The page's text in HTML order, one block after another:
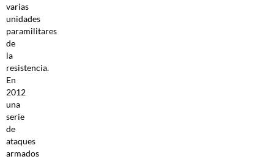
varias
unidades
paramilitares
de
la
resistencia.
En
2012
una
serie
de
ataques
armados